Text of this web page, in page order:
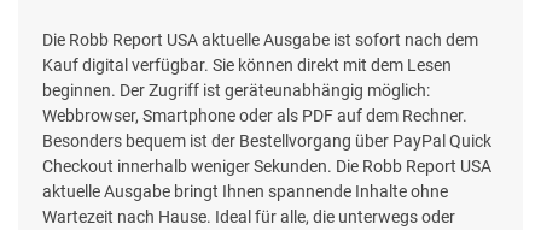
Die Robb Report USA aktuelle Ausgabe ist sofort nach dem
Kauf digital verfügbar. Sie können direkt mit dem Lesen
beginnen. Der Zugriff ist geräteunabhängig möglich:
Webbrowser, Smartphone oder als PDF auf dem Rechner.
Besonders bequem ist der Bestellvorgang über PayPal Quick
Checkout innerhalb weniger Sekunden. Die Robb Report USA
aktuelle Ausgabe bringt Ihnen spannende Inhalte ohne
Wartezeit nach Hause. Ideal für alle, die unterwegs oder